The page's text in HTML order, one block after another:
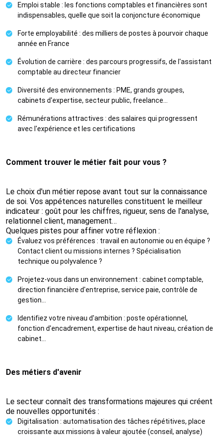
Emploi stable : les fonctions comptables et financières sont
indispensables, quelle que soit la conjoncture économique
Forte employabilité : des milliers de postes à pourvoir chaque
année en France
Évolution de carrière : des parcours progressifs, de l'assistant
comptable au directeur financier
Diversité des environnements : PME, grands groupes,
cabinets d'expertise, secteur public, freelance…
Rémunérations attractives : des salaires qui progressent
avec l'expérience et les certifications
Comment trouver le métier fait pour vous ?
Le choix d'un métier repose avant tout sur la connaissance
de soi. Vos appétences naturelles constituent le meilleur
indicateur : goût pour les chiffres, rigueur, sens de l'analyse,
relationnel client, management…
Quelques pistes pour affiner votre réflexion :
Évaluez vos préférences : travail en autonomie ou en équipe ?
Contact client ou missions internes ? Spécialisation
technique ou polyvalence ?
Projetez-vous dans un environnement : cabinet comptable,
direction financière d'entreprise, service paie, contrôle de
gestion…
Identifiez votre niveau d'ambition : poste opérationnel,
fonction d'encadrement, expertise de haut niveau, création de
cabinet…
Des métiers d'avenir
Le secteur connaît des transformations majeures qui créent
de nouvelles opportunités :
Digitalisation : automatisation des tâches répétitives, place
croissante aux missions à valeur ajoutée (conseil, analyse)